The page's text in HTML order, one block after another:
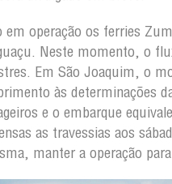
em operação os ferries
Neste momento, o
Em São Joaquim, o
às determinações
e o embarque
as travessias aos
manter a operação